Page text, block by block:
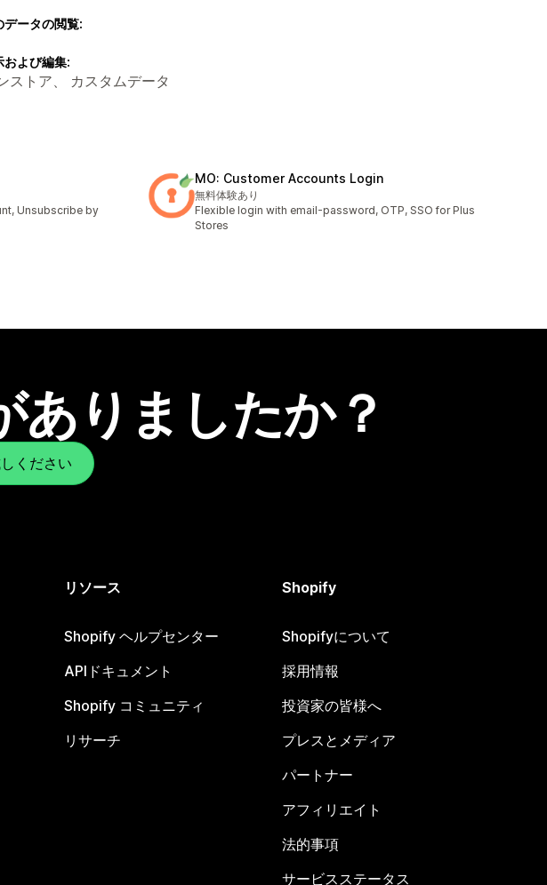
データの閲覧:
および編集:
ストア、 カスタムデータ
Unsubscribe by
MO: Customer Accounts Login
無料体験あり
Flexible login with email-password, OTP, SSO for Plus
Stores
りましたか？
ください
リソース
Shopify ヘルプセンター
APIドキュメント
Shopify コミュニティ
リサーチ
Shopify
Shopifyについて
採用情報
投資家の皆様へ
プレスとメディア
パートナー
アフィリエイト
法的事項
サービスステータス